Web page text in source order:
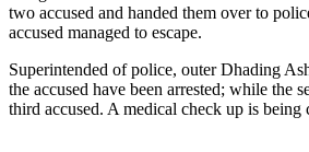
two accused and handed them over to
accused managed to escape.
Superintended of police, outer Dhading
the accused have been arrested; while the
third accused. A medical check up is